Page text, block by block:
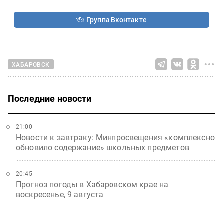
Группа Вконтакте
ХАБАРОВСК
Последние новости
Новости к завтраку: Минпросвещения «комплексно
обновило содержание» школьных предметов
21:00
Прогноз погоды в Хабаровском крае на
воскресенье, 9 августа
20:45